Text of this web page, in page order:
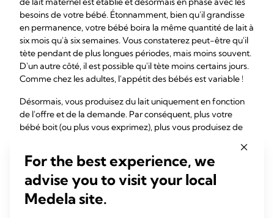
besoins de votre bébé. Étonnamment, bien qu'il grandisse
en permanence, votre bébé boira la même quantité de lait à
six mois qu'à six semaines. Vous constaterez peut-être qu'il
tète pendant de plus longues périodes, mais moins souvent.
D'un autre côté, il est possible qu'il tète moins certains jours.
Comme chez les adultes, l'appétit des bébés est variable !
Désormais, vous produisez du lait uniquement en fonction
de l'offre et de la demande. Par conséquent, plus votre
bébé boit (ou plus vous exprimez), plus vous produisez de
Mais comment la production de lait fonctionne-t-elle
réellement ? On pense que la production de lait est
contrôlée par un composant de votre lait, la protéine FIL
(pourfeedback inhibitor of lactation
For the best experience, we
advise you to visit your local
Medela site.